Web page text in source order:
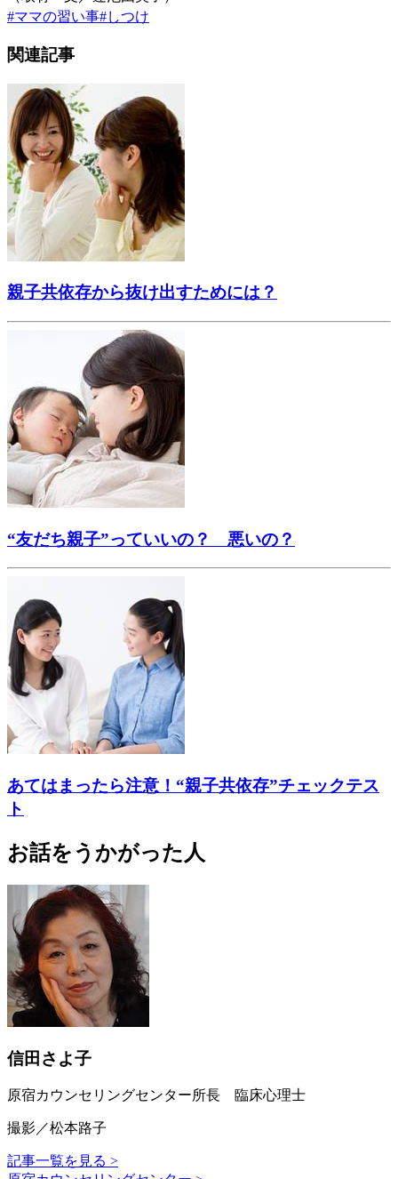
#ママの習い事#しつけ
関連記事
親子共依存から抜け出すためには？
“友だち親子”っていいの？ 悪いの？
あてはまったら注意！“親子共依存”チェックテス
ト
お話をうかがった人
信田さよ子
原宿カウンセリングセンター所長 臨床心理士
撮影／松本路子
記事一覧を見る >